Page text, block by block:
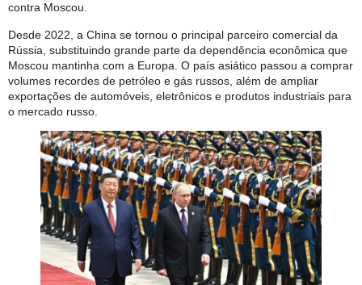
contra Moscou.
Desde 2022, a China se tornou o principal parceiro comercial da
Rússia, substituindo grande parte da dependência econômica que
Moscou mantinha com a Europa. O país asiático passou a comprar
volumes recordes de petróleo e gás russos, além de ampliar
exportações de automóveis, eletrônicos e produtos industriais para
o mercado russo.